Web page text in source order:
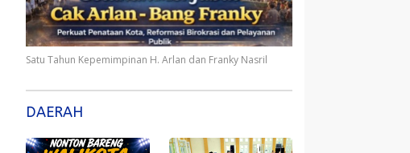
Satu Tahun Kepemimpinan H. Arlan dan Franky Nasril
DAERAH